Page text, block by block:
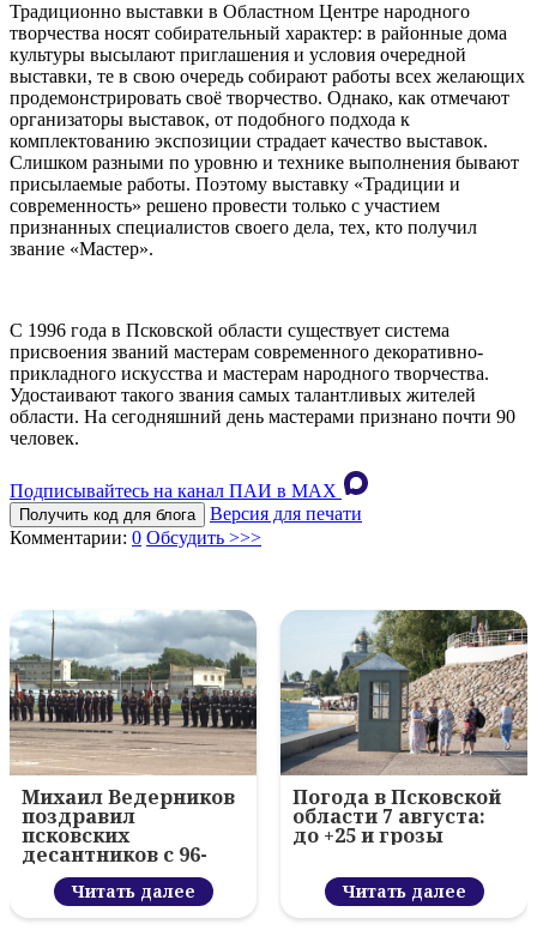
Традиционно выставки в Областном Центре народного
творчества носят собирательный характер: в районные дома
культуры высылают приглашения и условия очередной
выставки, те в свою очередь собирают работы всех желающих
продемонстрировать своё творчество. Однако, как отмечают
организаторы выставок, от подобного подхода к
комплектованию экспозиции страдает качество выставок.
Слишком разными по уровню и технике выполнения бывают
присылаемые работы. Поэтому выставку «Традиции и
современность» решено провести только с участием
признанных специалистов своего дела, тех, кто получил
звание «Мастер».
С 1996 года в Псковской области существует система
присвоения званий мастерам современного декоративно-
прикладного искусства и мастерам народного творчества.
Удостаивают такого звания самых талантливых жителей
области. На сегодняшний день мастерами признано почти 90
человек.
Подписывайтесь на канал ПАИ в MAХ
Получить код для блога
Версия для печати
Комментарии: 0 Обсудить >>>
Михаил Ведерников
поздравил
псковских
десантников с 96-
летием ВДВ и
вручил награды
Читать далее
Погода в Псковской
области 7 августа:
до +25 и грозы
Читать далее